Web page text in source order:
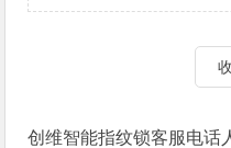
收
创维智能指纹锁客服电话